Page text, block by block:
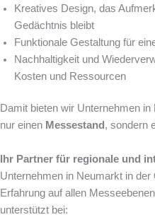
Kreatives Design, das
Gedächtnis bleibt
Funktionale Gestaltung für
Nachhaltigkeit und
Kosten und Ressourcen
Damit bieten wir Unternehmen
nur einen Messestand , sondern
Ihr Partner für regionale und
Unternehmen in Neumarkt in
Erfahrung auf allen
unterstützt bei: